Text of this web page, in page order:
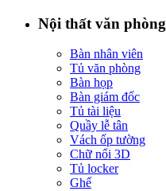
Nội thất văn phòng
Bàn nhân viên
Tủ văn phòng
Bàn họp
Bàn giám đốc
Tủ tài liệu
Quầy lễ tân
Vách ốp tường
Chữ nổi 3D
Tủ locker
Ghế